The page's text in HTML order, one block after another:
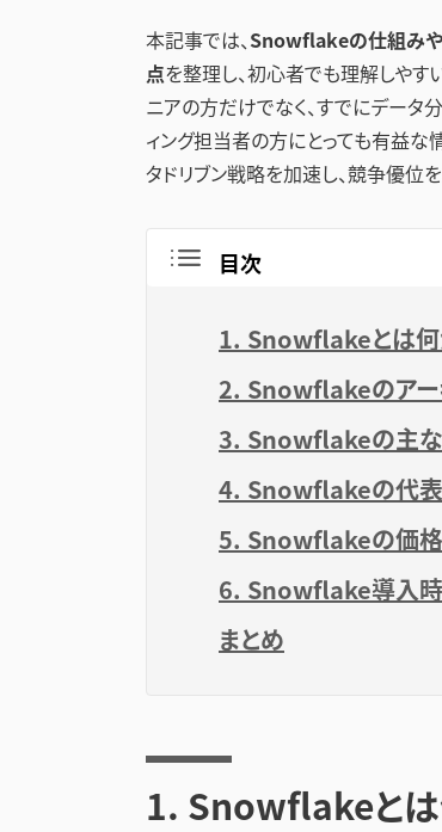
本記事では、Snowflakeの仕組みや
点を整理し、初心者でも理解しや
ニアの方だけでなく、すでにデータ
ィング担当者の方にとっても有益
タドリブン戦略を加速し、競争優位
目次
1. Snowflakeとは何
2. Snowflakeのアー
3. Snowflakeの主な
4. Snowflakeの代表
5. Snowflakeの価格
6. Snowflake導入時
まとめ
1. Snowflakeとは